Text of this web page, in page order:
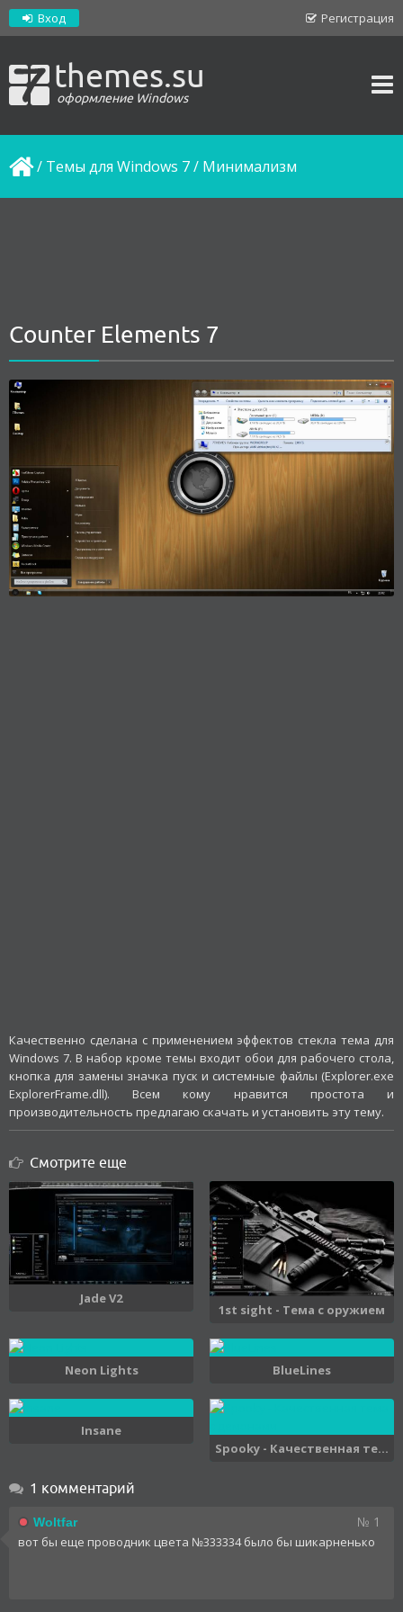
Регистрация
Вход
themes.su
оформление Windows
/ Темы для Windows 7/ Минимализм
Counter Elements 7
Качественно сделана с применением эффектов стекла тема для
Windows 7. В набор кроме темы входит обои для рабочего стола,
кнопка для замены значка пуск и системные файлы (Explorer.exe
ExplorerFrame.dll). Всем кому нравится простота и
производительность предлагаю скачать и установить эту тему.
Смотрите еще
Jade V2
1st sight - Тема с оружием
Neon Lights BlueLines
Insane
Spooky - Качественная те...
1 комментарий
Woltfar № 1
вот бы еще проводник цвета №333334 было бы шикарненько